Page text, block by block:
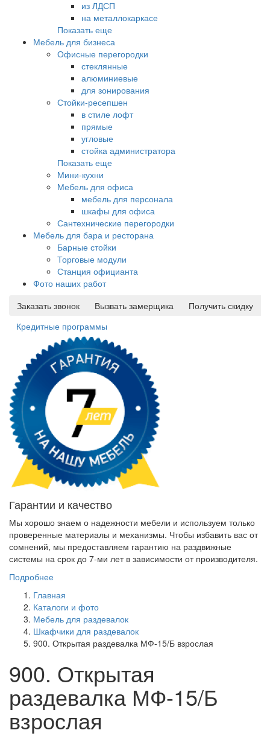
из ЛДСП
на металлокаркасе
Показать еще
Мебель для бизнеса
Офисные перегородки
стеклянные
алюминиевые
для зонирования
Стойки-ресепшен
в стиле лофт
прямые
угловые
стойка администратора
Показать еще
Мини-кухни
Мебель для офиса
мебель для персонала
шкафы для офиса
Сантехнические перегородки
Мебель для бара и ресторана
Барные стойки
Торговые модули
Станция официанта
Фото наших работ
Заказать звонок
Вызвать замерщика
Получить скидку
Кредитные программы
Гарантии и качество
Мы хорошо знаем о надежности мебели и используем только
проверенные материалы и механизмы. Чтобы избавить вас от
сомнений, мы предоставляем гарантию на раздвижные
системы на срок до 7-ми лет в зависимости от производителя.
Подробнее
Главная
Каталоги и фото
Мебель для раздевалок
Шкафчики для раздевалок
900. Открытая раздевалка МФ-15/Б взрослая
900. Открытая
раздевалка МФ-15/Б
взрослая